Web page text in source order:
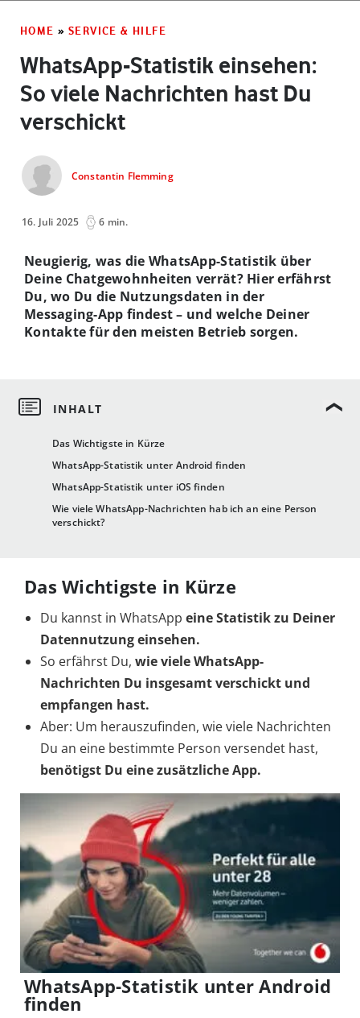
HOME » SERVICE & HILFE
WhatsApp-Statistik einsehen:
So viele Nachrichten hast Du
verschickt
Constantin Flemming
16. Juli 2025 6 min.
Das Wichtigste in Kürze
WhatsApp-Statistik unter Android finden
WhatsApp-Statistik unter iOS finden
Wie viele WhatsApp-Nachrichten hab ich an eine Person
verschickt?
Neugierig, was die WhatsApp-Statistik über
Deine Chatgewohnheiten verrät? Hier erfährst
Du, wo Du die Nutzungsdaten in der
Messaging-App findest – und welche Deiner
Kontakte für den meisten Betrieb sorgen.
Das Wichtigste in Kürze
Du kannst in WhatsApp eine Statistik zu Deiner
Datennutzung einsehen.
So erfährst Du, wie viele WhatsApp-
Nachrichten Du insgesamt verschickt und
empfangen hast.
Aber: Um herauszufinden, wie viele Nachrichten
Du an eine bestimmte Person versendet hast,
benötigst Du eine zusätzliche App.
WhatsApp-Statistik unter Android
finden